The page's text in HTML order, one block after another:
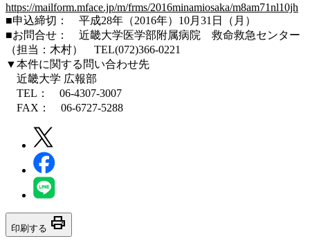
https://mailform.mface.jp/m/frms/2016minamiosaka/m8am71nl10jh
■申込締切： 平成28年（2016年）10月31日（月）
■お問合せ： 近畿大学医学部附属病院 救命救急センター
（担当：木村） TEL(072)366-0221
▼本件に関する問い合わせ先
近畿大学 広報部
TEL： 06-4307-3007
FAX： 06-6727-5288
印刷する print